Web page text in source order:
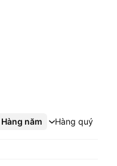
Hàng năm Hàng quý
Xem thêm